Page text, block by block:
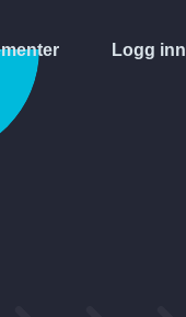
Logg inn